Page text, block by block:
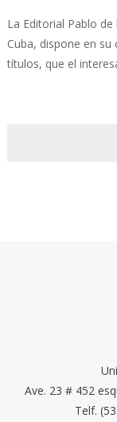
La Editorial Pablo
Cuba, dispone en
títulos, que el
Ave. 23 # 452
Telf.